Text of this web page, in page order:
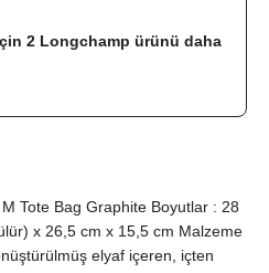
2 Longchamp ürünü daha
Tote Bag Graphite Boyutlar : 28
x 26,5 cm x 15,5 cm Malzeme
elyaf içeren, içten